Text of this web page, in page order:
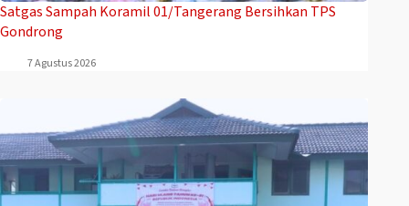
Satgas Sampah Koramil 01/Tangerang Bersihkan TPS
Gondrong
7 Agustus 2026